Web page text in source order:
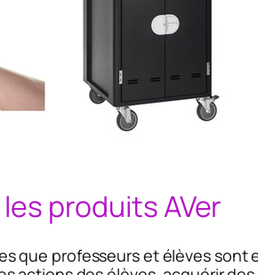
produits AVer
que professeurs et élèves sont